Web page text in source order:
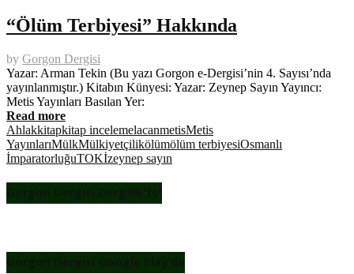
“Ölüm Terbiyesi” Hakkında
by Gorgon Dergisi
Yazar: Arman Tekin (Bu yazı Gorgon e-Dergisi’nin 4. Sayısı’nda
yayınlanmıştır.) Kitabın Künyesi: Yazar: Zeynep Sayın Yayıncı:
Metis Yayınları Basılan Yer:
Read more
Ahlakkitapkitap incelemelacanmetisMetis
YayınlarıMülkMülkiyetçilikölümölüm terbiyesiOsmanlı
İmparatorluğuTOKİzeynep sayın
Gorgon Dergisi Dergilik’te!
Gorgon Dergisi Google Play’de